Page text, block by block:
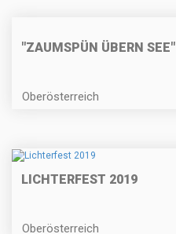
"ZAUMSPÜN ÜBERN SEE"
Oberösterreich
LICHTERFEST 2019
Oberösterreich